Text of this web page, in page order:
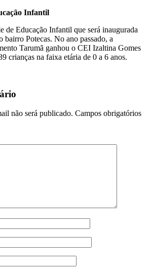
Infantil
de Educação Infantil que será inaugurada
Potecas. No ano passado, a
Tarumã ganhou o CEI Izaltina Gomes
crianças na faixa etária de 0 a 6 anos.
não será publicado. Campos obrigatórios